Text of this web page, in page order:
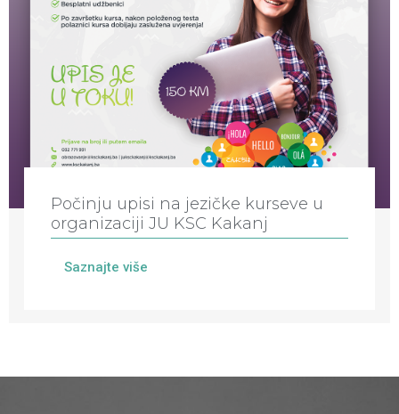
Počinju upisi na jezičke kurseve u
organizaciji JU KSC Kakanj
Saznajte više